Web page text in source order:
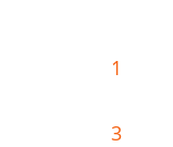
1
3